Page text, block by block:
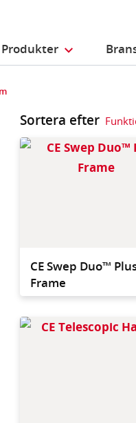
Produkter
Sortera efter
CE Swep Duo™
Frame